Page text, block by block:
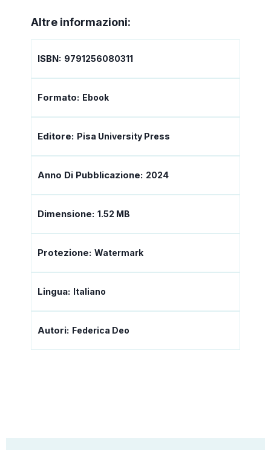
Altre informazioni:
ISBN: 9791256080311
Formato: Ebook
Editore: Pisa University Press
Anno Di Pubblicazione: 2024
Dimensione: 1.52 MB
Protezione: Watermark
Lingua: Italiano
Autori: Federica Deo